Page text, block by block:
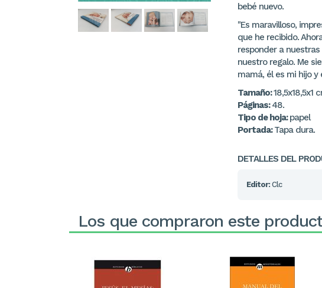
bebé nuevo.
"Es maravilloso,
que he recibido.
responder a
nuestro regalo. Me
mamá, él es mi hijo
Tamaño:18,5x18,5x1
Páginas:48.
Tipo de hoja:papel
Portada:Tapa dura.
DETALLES DEL
Editor: Clc
Los que compraron este